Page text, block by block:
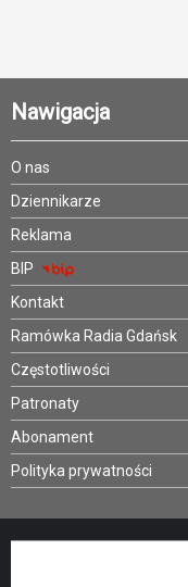
Nawigacja
O nas
Dziennikarze
Reklama
BIP
Kontakt
Ramówka Radia Gdańsk
Częstotliwości
Patronaty
Abonament
Polityka prywatności